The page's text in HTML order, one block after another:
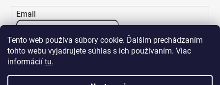
Tento web používa súbory cookie. Ďalším prechádzaním
tohto webu vyjadrujete súhlas s ich používaním. Viac
informácií tu.
Email
Vložením e-mailu súhlasíte spodmienkami ochrany
osobných údajov
PRIHLÁSIŤ SA